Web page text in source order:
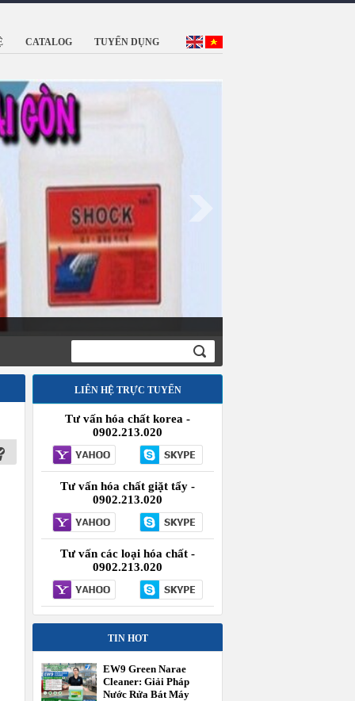
CATALOG TUYỂN DỤNG
LIÊN HỆ TRỰC TUYẾN
Tư vấn hóa chất korea -
0902.213.020
Tư vấn hóa chất giặt tẩy -
0902.213.020
Tư vấn các loại hóa chất -
0902.213.020
TIN HOT
EW9 Green Narae
Cleaner: Giải Pháp
Nước Rửa Bát Máy